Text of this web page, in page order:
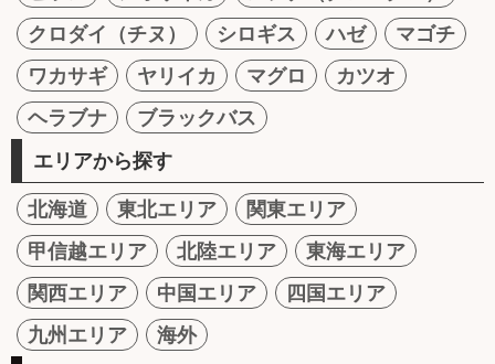
クロダイ（チヌ）
シロギス ハゼ
マゴチ
ワカサギ
ヤリイカ マグロ
カツオ
ヘラブナ
ブラックバス
エリアから探す
北海道 東北エリア
関東エリア
甲信越エリア
北陸エリア
東海エリア
関西エリア
中国エリア
四国エリア
九州エリア
海外